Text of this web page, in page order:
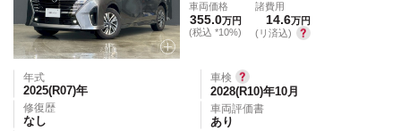
車両価格
355.0万円
(税込 *10%)
諸費用
14.6万円
(リ済込)
年式
2025(R07)年
修復歴
なし
車検
2028(R10)年10月
車両評価書
あり